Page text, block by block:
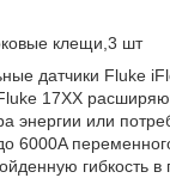
клещи,3 шт
датчики Fluke
17XX
энергии или
6000A
гибкость в